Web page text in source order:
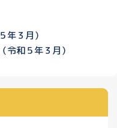
年３月）
令和５年３月）